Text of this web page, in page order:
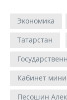
Экономика
Татарстан
Кабинет
Песошин